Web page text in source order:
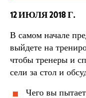
12 ИЮЛЯ 2018 Г.
В самом начале
выйдете на
чтобы тренеры и
сели за стол и
Чего вы